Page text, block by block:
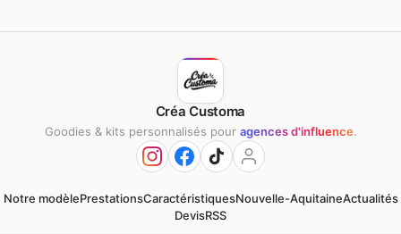
Créa Customa
Goodies & kits personnalisés pour agences d'influence.
Notre modèlePrestationsCaractéristiquesNouvelle-AquitaineActualités
DevisRSS